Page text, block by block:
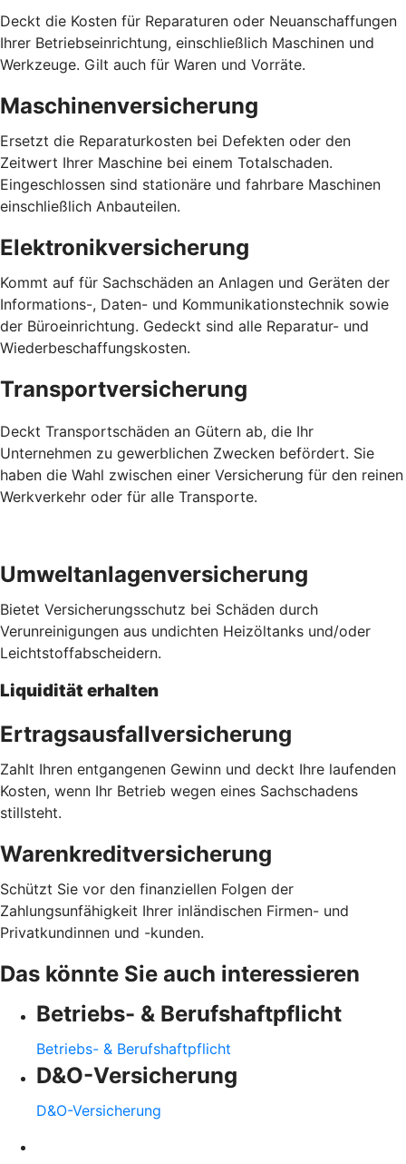
Deckt die Kosten für Reparaturen oder Neuanschaffungen
Ihrer Betriebseinrichtung, einschließlich Maschinen und
Werkzeuge. Gilt auch für Waren und Vorräte.
Maschinenversicherung
Ersetzt die Reparaturkosten bei Defekten oder den
Zeitwert Ihrer Maschine bei einem Totalschaden.
Eingeschlossen sind stationäre und fahrbare Maschinen
einschließlich Anbauteilen.
Elektronikversicherung
Kommt auf für Sachschäden an Anlagen und Geräten der
Informations-, Daten- und Kommunikationstechnik sowie
der Büroeinrichtung. Gedeckt sind alle Reparatur- und
Wiederbeschaffungskosten.
Transportversicherung
Deckt Transportschäden an Gütern ab, die Ihr
Unternehmen zu gewerblichen Zwecken befördert. Sie
haben die Wahl zwischen einer Versicherung für den reinen
Werkverkehr oder für alle Transporte.
Umweltanlagenversicherung
Bietet Versicherungsschutz bei Schäden durch
Verunreinigungen aus undichten Heizöltanks und/oder
Leichtstoffabscheidern.
Liquidität erhalten
Ertragsausfallversicherung
Zahlt Ihren entgangenen Gewinn und deckt Ihre laufenden
Kosten, wenn Ihr Betrieb wegen eines Sachschadens
stillsteht.
Warenkreditversicherung
Schützt Sie vor den finanziellen Folgen der
Zahlungsunfähigkeit Ihrer inländischen Firmen- und
Privatkundinnen und -kunden.
Das könnte Sie auch interessieren
Betriebs- & Berufshaftpflicht
Betriebs- & Berufshaftpflicht
D&O-Versicherung
D&O-Versicherung